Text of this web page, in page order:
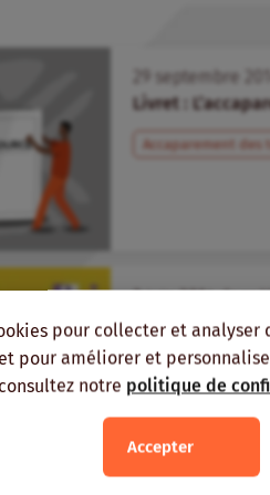
pour collecter et
pour améliorer et
notre politique de
Accepter
septembre
Livret :
Accaparement des
3 juin2014dans
The New
corporations
Investissement